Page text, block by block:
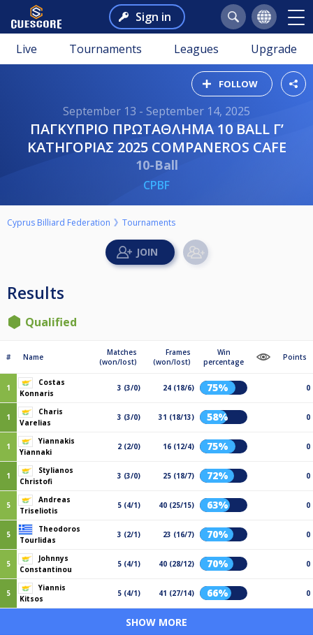
Sign in
Live Tournaments Leagues Upgrade
FOLLOW
September 13 - September 14, 2025
ΠΑΓΚΥΠΡΙΟ ΠΡΩΤΑΘΛΗΜΑ 10 BALL Γ’
ΚΑΤΗΓΟΡΙΑΣ 2025 COMPANEROS CAFE
10-Ball
CPBF
Cyprus Billiard Federation Tournaments
Results
Qualified
# Name
Matches
(won/lost)
Frames
(won/lost)
Win
percentage
Points
1
Costas
Konnaris
3 (3/0) 24 (18/6) 75% 0
1
Charis
Varelias
3 (3/0) 31 (18/13) 58% 0
1
Yiannakis
Yiannaki
2 (2/0) 16 (12/4) 75% 0
1
Stylianos
Christofi
3 (3/0) 25 (18/7) 72% 0
5
Andreas
Triseliotis
5 (4/1) 40 (25/15) 63% 0
5
Theodoros
Tourlidas
3 (2/1) 23 (16/7) 70% 0
5
Johnnys
Constantinou
5 (4/1) 40 (28/12) 70% 0
5
Yiannis
Kitsos
5 (4/1) 41 (27/14) 66% 0
SHOW MORE